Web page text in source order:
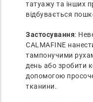
татуажу та інших
відбувається
Застосування:
CALMAFINE
тампонучими
день або зробити
допомогою
тканини.